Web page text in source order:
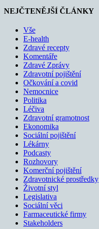
NEJČTENĚJŠÍ ČLÁNKY
Vše
E-health
Zdravé recepty
Komentáře
Zdravé Zprávy
Zdravotní pojištění
Očkování a covid
Nemocnice
Politika
Léčiva
Zdravotní gramotnost
Ekonomika
Sociální pojištění
Lékárny
Podcasty
Rozhovory
Komerční pojištění
Zdravotnické prostředky
Životní styl
Legislativa
Sociální věci
Farmaceutické firmy
Stakeholders